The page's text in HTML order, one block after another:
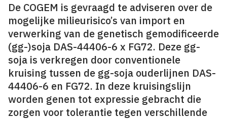
De COGEM is gevraagd te adviseren over de
mogelijke milieurisico’s van import en
verwerking van de genetisch gemodificeerde
(gg-)soja DAS-44406-6 x FG72. Deze gg-
soja is verkregen door conventionele
kruising tussen de gg-soja ouderlijnen DAS-
44406-6 en FG72. In deze kruisingslijn
worden genen tot expressie gebracht die
zorgen voor tolerantie tegen verschillende